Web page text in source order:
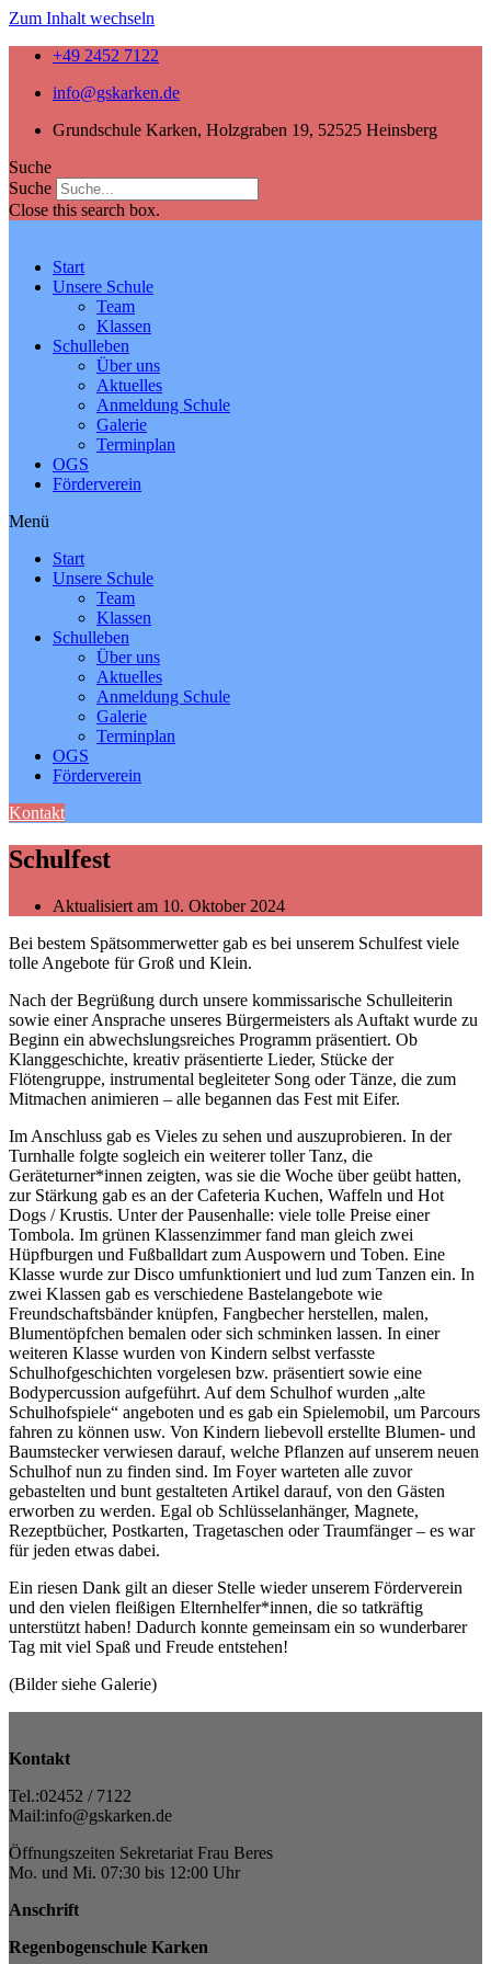
Zum Inhalt wechseln
+49 2452 7122
info@gskarken.de
Grundschule Karken, Holzgraben 19, 52525 Heinsberg
Suche
Suche
Close this search box.
Start
Unsere Schule
Team
Klassen
Schulleben
Über uns
Aktuelles
Anmeldung Schule
Galerie
Terminplan
OGS
Förderverein
Menü
Start
Unsere Schule
Team
Klassen
Schulleben
Über uns
Aktuelles
Anmeldung Schule
Galerie
Terminplan
OGS
Förderverein
Kontakt
Schulfest
Aktualisiert am 10. Oktober 2024
Bei bestem Spätsommerwetter gab es bei unserem Schulfest viele
tolle Angebote für Groß und Klein.
Nach der Begrüßung durch unsere kommissarische Schulleiterin
sowie einer Ansprache unseres Bürgermeisters als Auftakt wurde zu
Beginn ein abwechslungsreiches Programm präsentiert. Ob
Klanggeschichte, kreativ präsentierte Lieder, Stücke der
Flötengruppe, instrumental begleiteter Song oder Tänze, die zum
Mitmachen animieren – alle begannen das Fest mit Eifer.
Im Anschluss gab es Vieles zu sehen und auszuprobieren. In der
Turnhalle folgte sogleich ein weiterer toller Tanz, die
Geräteturner*innen zeigten, was sie die Woche über geübt hatten,
zur Stärkung gab es an der Cafeteria Kuchen, Waffeln und Hot
Dogs / Krustis. Unter der Pausenhalle: viele tolle Preise einer
Tombola. Im grünen Klassenzimmer fand man gleich zwei
Hüpfburgen und Fußballdart zum Auspowern und Toben. Eine
Klasse wurde zur Disco umfunktioniert und lud zum Tanzen ein. In
zwei Klassen gab es verschiedene Bastelangebote wie
Freundschaftsbänder knüpfen, Fangbecher herstellen, malen,
Blumentöpfchen bemalen oder sich schminken lassen. In einer
weiteren Klasse wurden von Kindern selbst verfasste
Schulhofgeschichten vorgelesen bzw. präsentiert sowie eine
Bodypercussion aufgeführt. Auf dem Schulhof wurden „alte
Schulhofspiele“ angeboten und es gab ein Spielemobil, um Parcours
fahren zu können usw. Von Kindern liebevoll erstellte Blumen- und
Baumstecker verwiesen darauf, welche Pflanzen auf unserem neuen
Schulhof nun zu finden sind. Im Foyer warteten alle zuvor
gebastelten und bunt gestalteten Artikel darauf, von den Gästen
erworben zu werden. Egal ob Schlüsselanhänger, Magnete,
Rezeptbücher, Postkarten, Tragetaschen oder Traumfänger – es war
für jeden etwas dabei.
Ein riesen Dank gilt an dieser Stelle wieder unserem Förderverein
und den vielen fleißigen Elternhelfer*innen, die so tatkräftig
unterstützt haben! Dadurch konnte gemeinsam ein so wunderbarer
Tag mit viel Spaß und Freude entstehen!
(Bilder siehe Galerie)
Kontakt
Tel.:02452 / 7122
Mail:info@gskarken.de
Öffnungszeiten Sekretariat Frau Beres
Mo. und Mi. 07:30 bis 12:00 Uhr
Anschrift
Regenbogenschule Karken